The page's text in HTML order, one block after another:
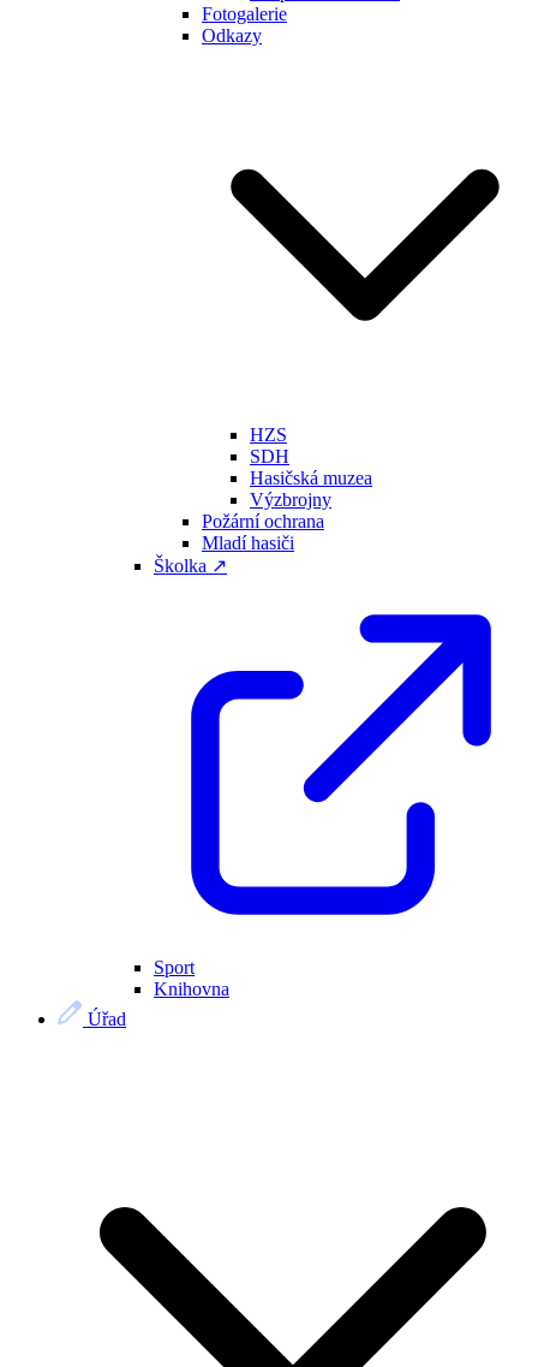
Fotogalerie
Odkazy
HZS
SDH
Hasičská muzea
Výzbrojny
Požární ochrana
Mladí hasiči
Školka ↗
Sport
Knihovna
Úřad